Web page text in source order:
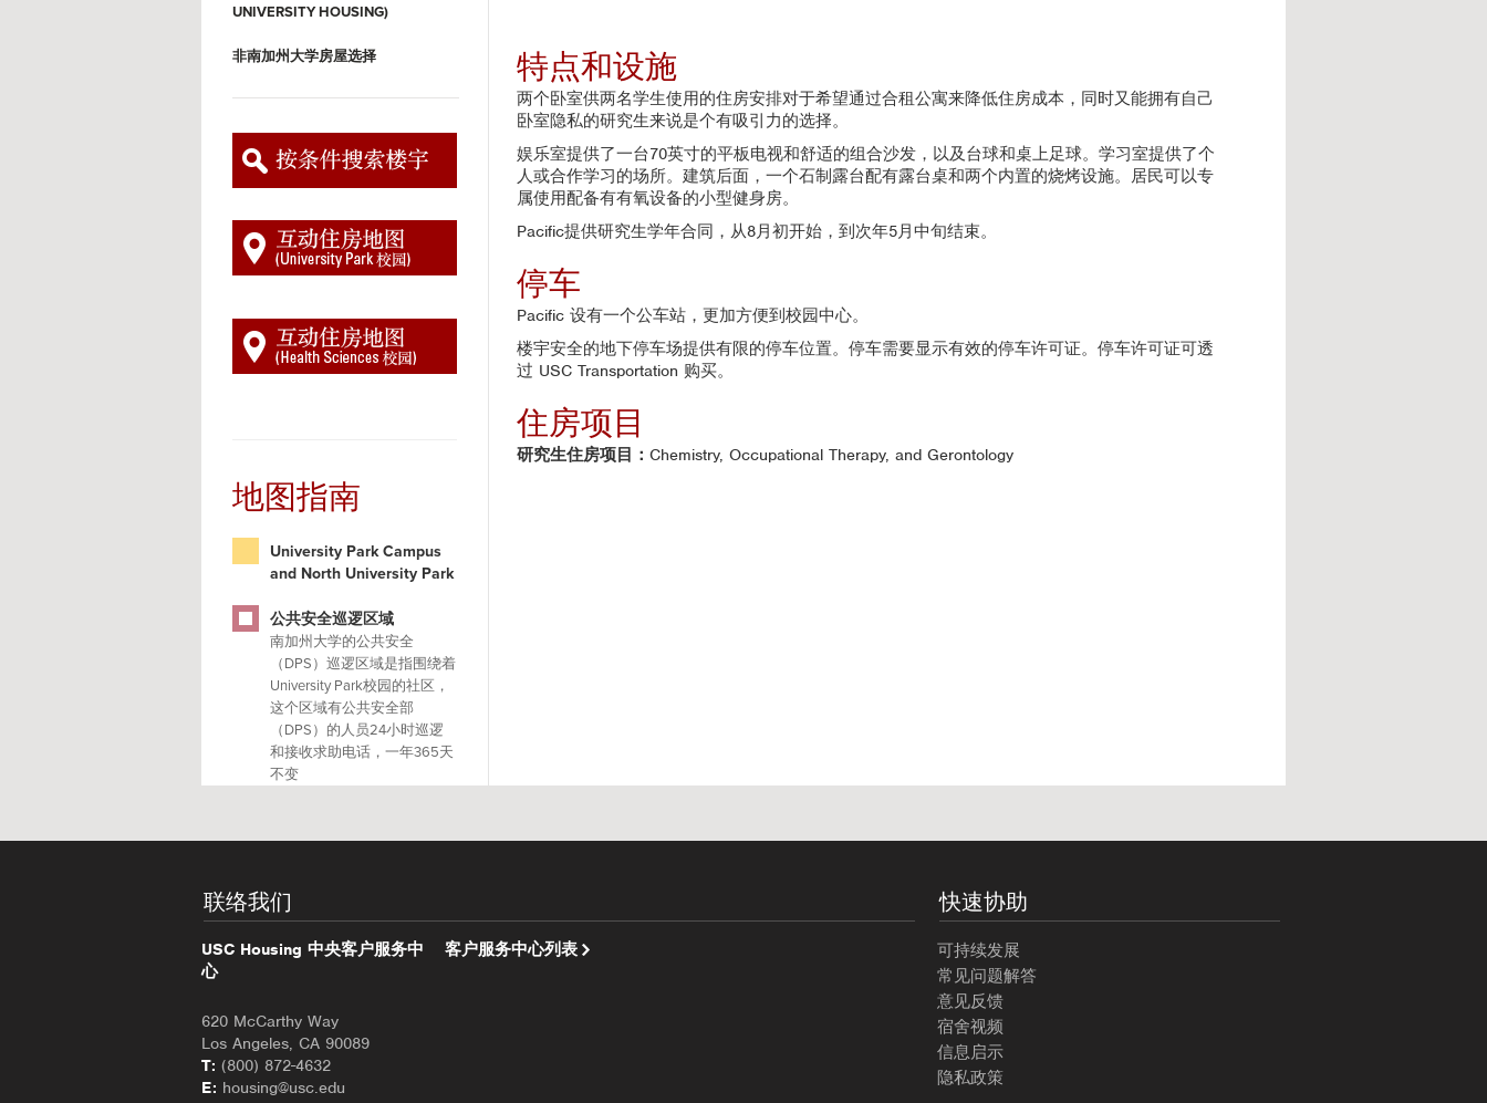
UNIVERSITY HOUSING)
非南加州大学房屋选择
地图指南
University Park Campus
and North University Park
公共安全巡逻区域
南加州大学的公共安全
（DPS）巡逻区域是指围绕着
University Park校园的社区，
这个区域有公共安全部
（DPS）的人员24小时巡逻
和接收求助电话，一年365天
不变
特点和设施
两个卧室供两名学生使用的住房安排对于希望通过合租公寓来降低住房成本，同时又能拥有自己
卧室隐私的研究生来说是个有吸引力的选择。
娱乐室提供了一台70英寸的平板电视和舒适的组合沙发，以及台球和桌上足球。学习室提供了个
人或合作学习的场所。建筑后面，一个石制露台配有露台桌和两个内置的烧烤设施。居民可以专
属使用配备有有氧设备的小型健身房。
Pacific提供研究生学年合同，从8月初开始，到次年5月中旬结束。
停车
Pacific 设有一个公车站，更加方便到校园中心。
楼宇安全的地下停车场提供有限的停车位置。停车需要显示有效的停车许可证。停车许可证可透
过 USC Transportation 购买。
住房项目
研究生住房项目：Chemistry, Occupational Therapy, and Gerontology
联络我们
USC Housing 中央客户服务中
心
620 McCarthy Way
Los Angeles, CA 90089
T: (800) 872-4632
E: housing@usc.edu
客户服务中心列表
快速协助
可持续发展
常见问题解答
意见反馈
宿舍视频
信息启示
隐私政策